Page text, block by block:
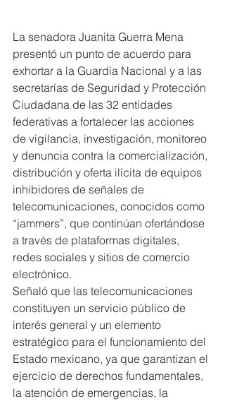
La senadora Juanita Guerra Mena
presentó un punto de acuerdo para
exhortar a la Guardia Nacional y a las
secretarías de Seguridad y Protección
Ciudadana de las 32 entidades
federativas a fortalecer las acciones
de vigilancia, investigación, monitoreo
y denuncia contra la comercialización,
distribución y oferta ilícita de equipos
inhibidores de señales de
telecomunicaciones, conocidos como
“jammers”, que continúan ofertándose
a través de plataformas digitales,
redes sociales y sitios de comercio
electrónico.
Señaló que las telecomunicaciones
constituyen un servicio público de
interés general y un elemento
estratégico para el funcionamiento del
Estado mexicano, ya que garantizan el
ejercicio de derechos fundamentales,
la atención de emergencias, la